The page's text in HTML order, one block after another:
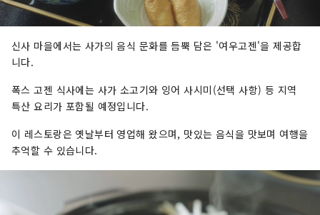
신사 마을에서는 사가의 음식 문화를 듬뿍 담은 '여우고젠'을 제공합
니다.
폭스 고젠 식사에는 사가 소고기와 잉어 사시미(선택 사항) 등 지역
특산 요리가 포함될 예정입니다.
이 레스토랑은 옛날부터 영업해 왔으며, 맛있는 음식을 맛보며 여행을
추억할 수 있습니다.